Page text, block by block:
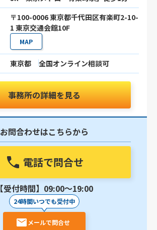
〒100-0006 東京都千代田区有楽町2-10-
1 東京交通会館10F
MAP
東京都 全国オンライン相談可
事務所の詳細を見る
お問合わせはこちらから
電話で問合せ
【受付時間】09:00〜19:00
24時間いつでも受付中
メールで問合せ